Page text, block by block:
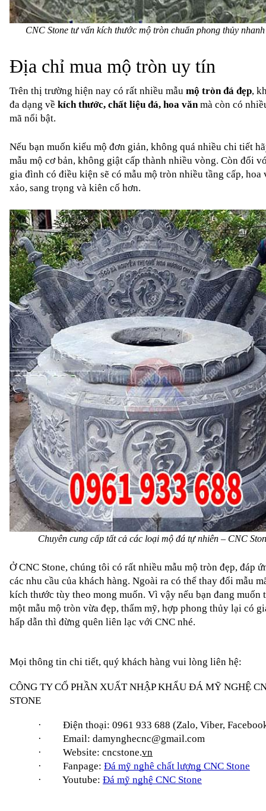
CNC Stone tư vấn kích thước mộ tròn chuẩn phong thủy
Địa chỉ mua mộ tròn uy tín
Trên thị trường hiện nay có rất nhiều mẫu mộ tròn đá đẹp,
đa dạng về kích thước, chất liệu đá, hoa văn mà còn có
mã nổi bật.
Nếu bạn muốn kiểu mộ đơn giản, không quá nhiều chi tiết
mẫu mộ cơ bản, không giật cấp thành nhiều vòng. Còn đối
gia đình có điều kiện sẽ có mẫu mộ tròn nhiều tầng cấp, hoa
xảo, sang trọng và kiên cố hơn.
Chuyên cung cấp tất cả các loại mộ đá tự nhiên – CNC
Ở CNC Stone, chúng tôi có rất nhiều mẫu mộ tròn đẹp, đáp
các nhu cầu của khách hàng. Ngoài ra có thể thay đổi mẫu
kích thước tùy theo mong muốn. Vì vậy nếu bạn đang muốn
một mẫu mộ tròn vừa đẹp, thẩm mỹ, hợp phong thủy lại có
hấp dẫn thì đừng quên liên lạc với CNC nhé.
Mọi thông tin chi tiết, quý khách hàng vui lòng liên hệ:
CÔNG TY CỔ PHẦN XUẤT NHẬP KHẨU ĐÁ MỸ NGHỆ
STONE
· Điện thoại: 0961 933 688 (Zalo, Viber,
·
Email: damynghecnc@gmail.com
·
Website: cncstone.vn
·
Fanpage: Đá mỹ nghê chất lượng CNC Stone
·
Youtube: Đá mỹ nghệ CNC Stone